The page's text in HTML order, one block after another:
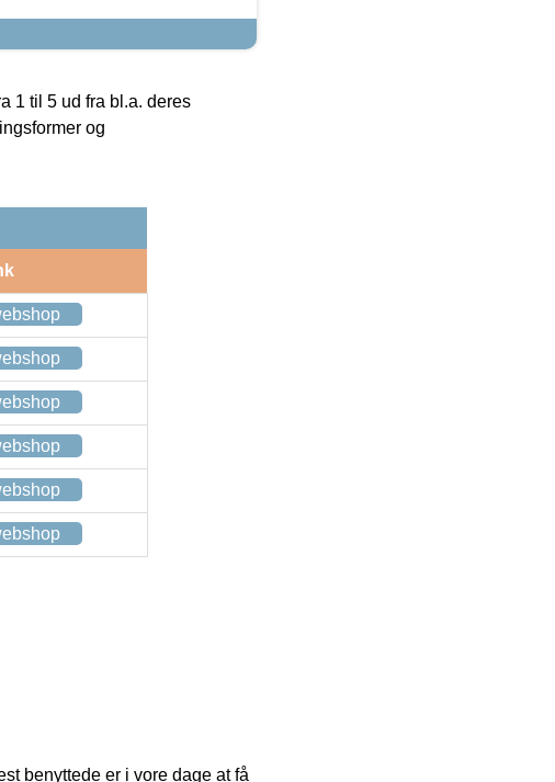
1 til 5 ud fra bl.a. deres
og
benyttede er i vore dage at få